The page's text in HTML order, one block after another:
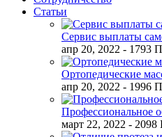
Статьи
Сервис выплаты
апр 20, 2022 - 1793
Ортопедические
апр 20, 2022 - 1996
Профессиональное
март 22, 2022 - 2098